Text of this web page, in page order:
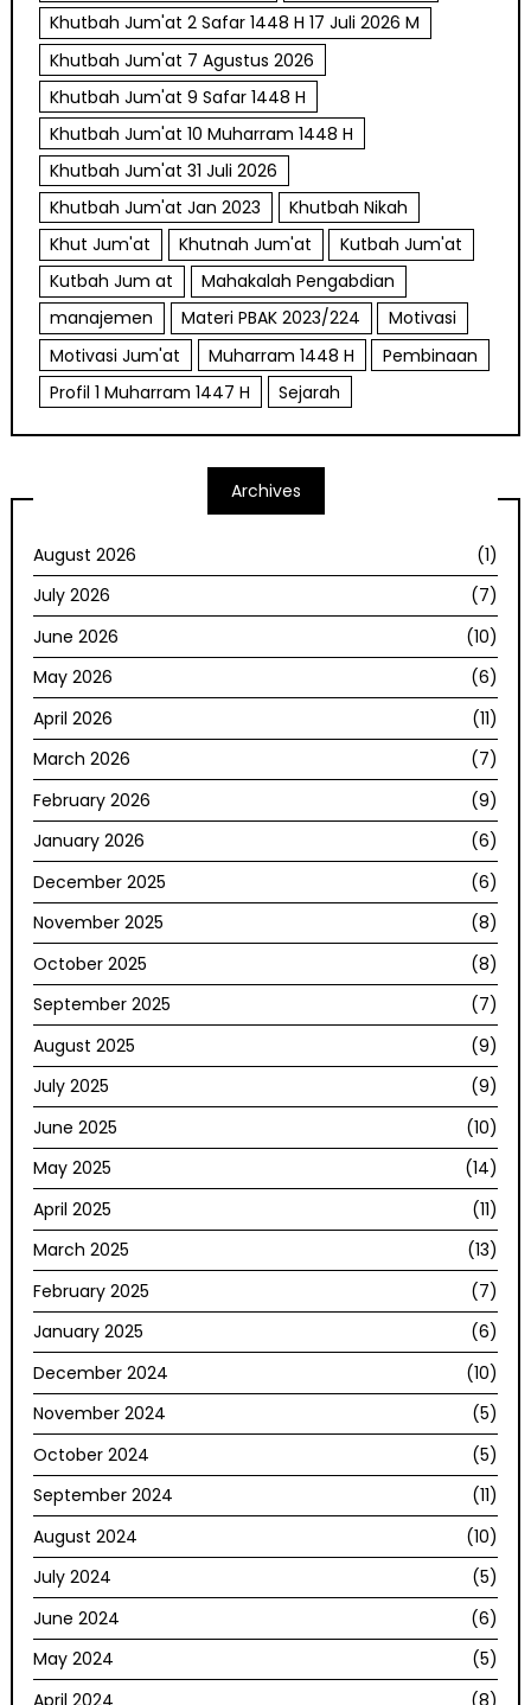
Khutbah Jum'at 2 Safar 1448 H 17 Juli 2026 M
Khutbah Jum'at 7 Agustus 2026
Khutbah Jum'at 9 Safar 1448 H
Khutbah Jum'at 10 Muharram 1448 H
Khutbah Jum'at 31 Juli 2026
Khutbah Jum'at Jan 2023
Khutbah Nikah
Khut Jum'at
Khutnah Jum'at
Kutbah Jum'at
Kutbah Jum at
Mahakalah Pengabdian
manajemen
Materi PBAK 2023/224
Motivasi
Motivasi Jum'at
Muharram 1448 H
Pembinaan
Profil 1 Muharram 1447 H
Sejarah
Archives
August 2026
(1)
July 2026
(7)
June 2026
(10)
May 2026
(6)
April 2026
(11)
March 2026
(7)
February 2026
(9)
January 2026
(6)
December 2025
(6)
November 2025
(8)
October 2025
(8)
September 2025
(7)
August 2025
(9)
July 2025
(9)
June 2025
(10)
May 2025
(14)
April 2025
(11)
March 2025
(13)
February 2025
(7)
January 2025
(6)
December 2024
(10)
November 2024
(5)
October 2024
(5)
September 2024
(11)
August 2024
(10)
July 2024
(5)
June 2024
(6)
May 2024
(5)
April 2024
(8)